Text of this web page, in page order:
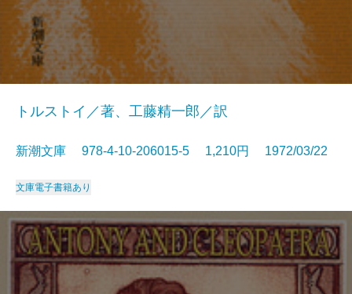
トルストイ／著、工藤精一郎／訳
新潮文庫 978-4-10-206015-5 1,210円 1972/03/22
文庫電子書籍あり